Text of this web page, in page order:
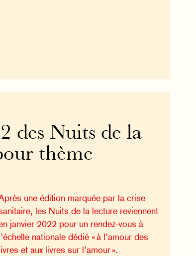
des Nuits de la
thème
une édition marquée par la crise
les Nuits de la lecture reviennent
janvier 2022 pour un rendez-vous à
nationale dédié « à l’amour des
et aux livres sur l’amour ».